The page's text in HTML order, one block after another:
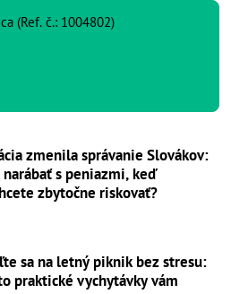
(Ref. č.: 1004802)
zmenila správanie Slovákov:
narábať s peniazmi, keď
zbytočne riskovať?
sa na letný piknik bez stresu:
praktické vychytávky vám